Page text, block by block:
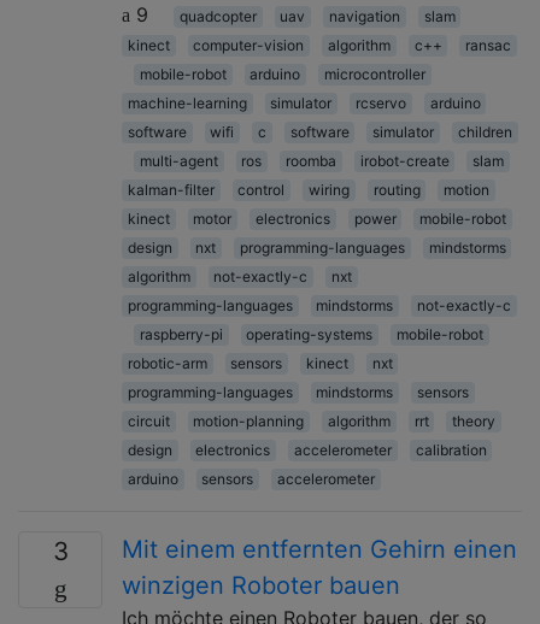
9
quadcopter uav navigation
slam
kinect
computer-vision algorithm c++
ransac
mobile-robot
arduino
microcontroller
machine-learning
simulator rcservo
arduino
software
wifi c software simulator
children
multi-agent
ros roomba irobot-create
slam
kalman-filter
control wiring routing
motion
kinect
motor electronics power
mobile-robot
design
nxt programming-languages
mindstorms
algorithm
not-exactly-c
nxt
programming-languages
mindstorms
not-exactly-c
raspberry-pi
operating-systems
mobile-robot
robotic-arm
sensors kinect
nxt
programming-languages
mindstorms
sensors
circuit
motion-planning algorithm rrt
theory
design
electronics accelerometer
calibration
arduino
sensors accelerometer
3
Mit einem entfernten Gehirn einen
winzigen Roboter bauen
Ich möchte einen Roboter bauen, der so